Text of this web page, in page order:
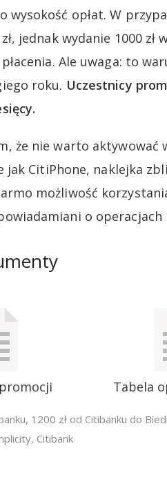
wysokość opłat. W
jednak wydanie 1000
Ale uwaga: to
roku. Uczestnicy
że nie warto aktywować
jak CitiPhone, naklejka
możliwość
o operacjach
Tabela
, 1200 zł od Citibanku do
, Citibank